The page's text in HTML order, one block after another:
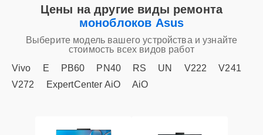
Цены на другие виды ремонта
моноблоков Asus
Выберите модель вашего устройства и узнайте
стоимость всех видов работ
Vivo
E PB60 PN40 RS UN V222
V241
V272
ExpertCenter AiO AiO